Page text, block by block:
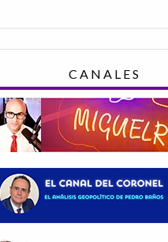
CANALES